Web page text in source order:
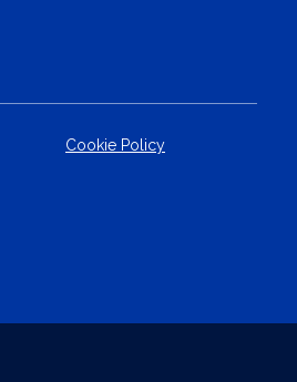
Cookie Policy